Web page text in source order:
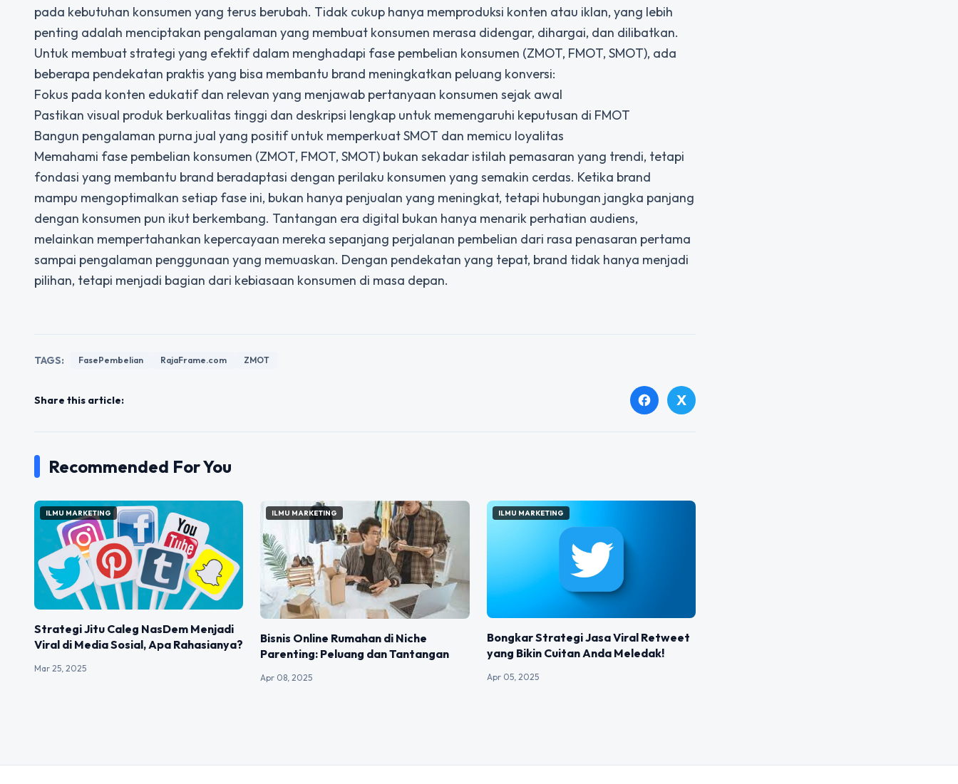
pada kebutuhan konsumen yang terus berubah. Tidak cukup hanya memproduksi konten atau iklan, yang lebih
penting adalah menciptakan pengalaman yang membuat konsumen merasa didengar, dihargai, dan dilibatkan.
Untuk membuat strategi yang efektif dalam menghadapi fase pembelian konsumen (ZMOT, FMOT, SMOT), ada
beberapa pendekatan praktis yang bisa membantu brand meningkatkan peluang konversi:
Fokus pada konten edukatif dan relevan yang menjawab pertanyaan konsumen sejak awal
Pastikan visual produk berkualitas tinggi dan deskripsi lengkap untuk memengaruhi keputusan di FMOT
Bangun pengalaman purna jual yang positif untuk memperkuat SMOT dan memicu loyalitas
Memahami fase pembelian konsumen (ZMOT, FMOT, SMOT) bukan sekadar istilah pemasaran yang trendi, tetapi
fondasi yang membantu brand beradaptasi dengan perilaku konsumen yang semakin cerdas. Ketika brand
mampu mengoptimalkan setiap fase ini, bukan hanya penjualan yang meningkat, tetapi hubungan jangka panjang
dengan konsumen pun ikut berkembang. Tantangan era digital bukan hanya menarik perhatian audiens,
melainkan mempertahankan kepercayaan mereka sepanjang perjalanan pembelian dari rasa penasaran pertama
sampai pengalaman penggunaan yang memuaskan. Dengan pendekatan yang tepat, brand tidak hanya menjadi
pilihan, tetapi menjadi bagian dari kebiasaan konsumen di masa depan.
TAGS: FasePembelian RajaFrame.com ZMOT
Share this article: facebook X
Recommended For You
ILMU MARKETING
Strategi Jitu Caleg NasDem Menjadi
Viral di Media Sosial, Apa Rahasianya?
Mar 25, 2025
ILMU MARKETING
Bisnis Online Rumahan di Niche
Parenting: Peluang dan Tantangan
Apr 08, 2025
ILMU MARKETING
Bongkar Strategi Jasa Viral Retweet
yang Bikin Cuitan Anda Meledak!
Apr 05, 2025